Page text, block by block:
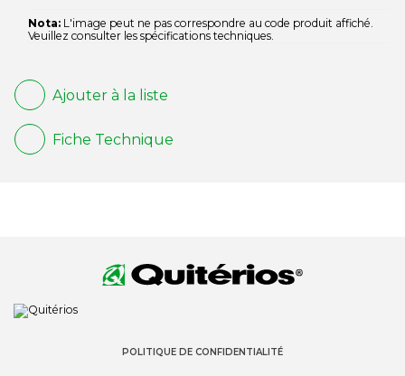
Nota: L'image peut ne pas correspondre au code produit affiché.
Veuillez consulter les spécifications techniques.
Ajouter à la liste
Fiche Technique
POLITIQUE DE CONFIDENTIALITÉ